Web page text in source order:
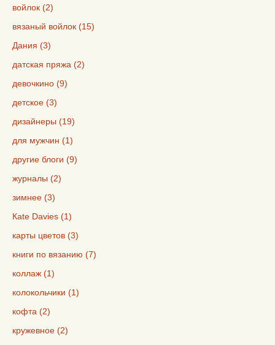
войлок (2)
вязаный войлок (15)
Дания (3)
датская пряжа (2)
девочкино (9)
детское (3)
дизайнеры (19)
для мужчин (1)
другие блоги (9)
журналы (2)
зимнее (3)
Кate Davies (1)
карты цветов (3)
книги по вязанию (7)
коллаж (1)
колокольчики (1)
кофта (2)
кружевное (2)